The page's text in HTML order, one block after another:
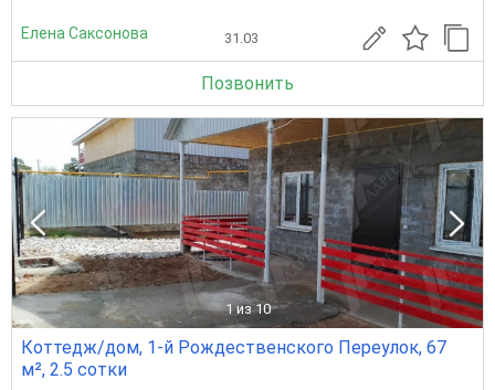
Елена Саксонова 31.03
Позвонить
1 из 10
Коттедж/дом, 1-й Рождественского Переулок, 67
м², 2.5 сотки